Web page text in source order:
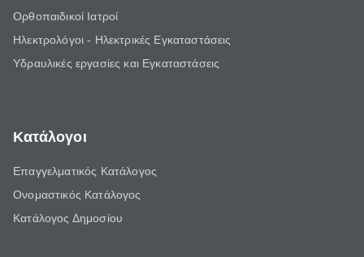
Ορθοπαιδικοί Ιατροί
Ηλεκτρολόγοι - Ηλεκτρικές Εγκαταστάσεις
Υδραυλικές εργασίες και Εγκαταστάσεις
Κατάλογοι
Επαγγελματικός Κατάλογος
Ονομαστικός Κατάλογος
Κατάλογος Δημοσίου